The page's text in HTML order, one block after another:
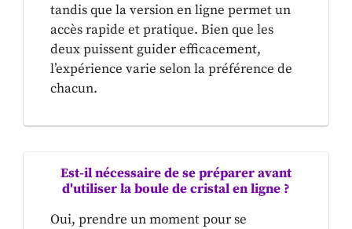
tandis que la version en ligne permet un
accès rapide et pratique. Bien que les
deux puissent guider efficacement,
l’expérience varie selon la préférence de
chacun.
Est-il nécessaire de se préparer avant
d'utiliser la boule de cristal en ligne ?
Oui, prendre un moment pour se